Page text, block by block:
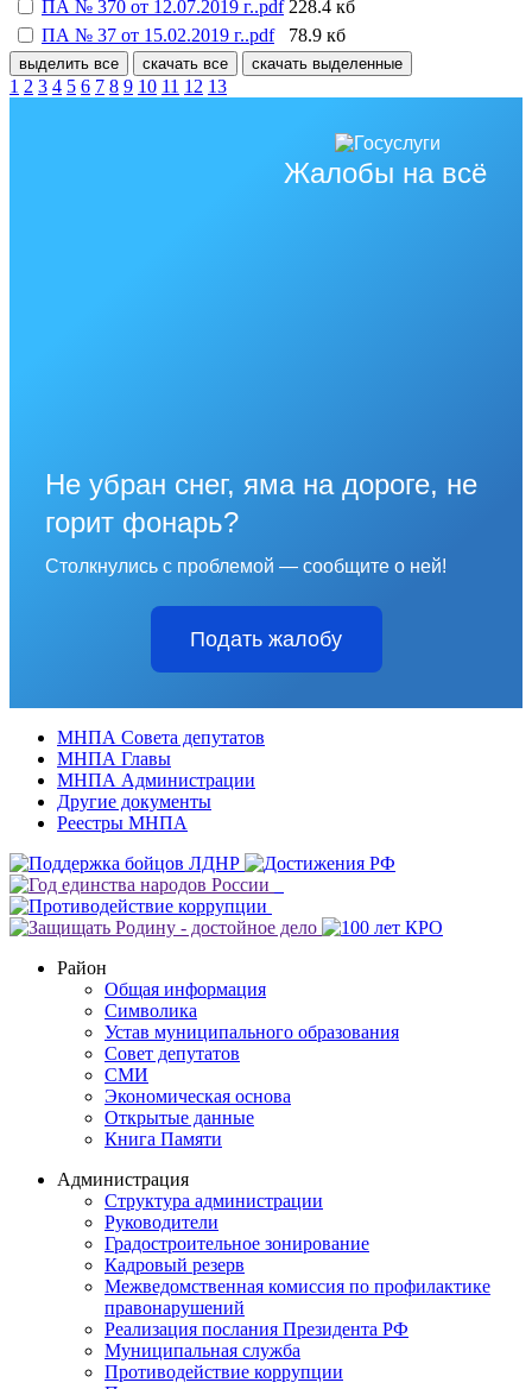
ПА № 370 от 12.07.2019 г..pdf 228.4 кб
ПА № 37 от 15.02.2019 г..pdf
78.9 кб
выделить все скачать все скачать выделенные
1 2 3 4 5 6 7 8 9 10 11 12 13
Жалобы на всё
Не убран снег, яма на дороге, не
горит фонарь?
Столкнулись с проблемой — сообщите о ней!
Подать жалобу
МНПА Совета депутатов
МНПА Главы
МНПА Администрации
Другие документы
Реестры МНПА
Район
Общая информация
Символика
Устав муниципального образования
Совет депутатов
СМИ
Экономическая основа
Открытые данные
Книга Памяти
Администрация
Структура администрации
Руководители
Градостроительное зонирование
Кадровый резерв
Межведомственная комиссия по профилактике
правонарушений
Реализация послания Президента РФ
Муниципальная служба
Противодействие коррупции